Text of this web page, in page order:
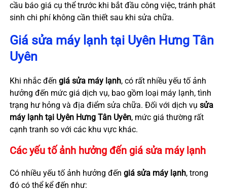
cầu báo giá cụ thể trước khi bắt đầu công việc, tránh phát
sinh chi phí không cần thiết sau khi sửa chữa.
Giá sửa máy lạnh tại Uyên Hưng Tân
Uyên
Khi nhắc đến giá sửa máy lạnh, có rất nhiều yếu tố ảnh
hưởng đến mức giá dịch vụ, bao gồm loại máy lạnh, tình
trạng hư hỏng và địa điểm sửa chữa. Đối với dịch vụ sửa
máy lạnh tại Uyên Hưng Tân Uyên, mức giá thường rất
cạnh tranh so với các khu vực khác.
Các yếu tố ảnh hưởng đến giá sửa máy lạnh
Có nhiều yếu tố ảnh hưởng đến giá sửa máy lạnh, trong
đó có thể kể đến như: